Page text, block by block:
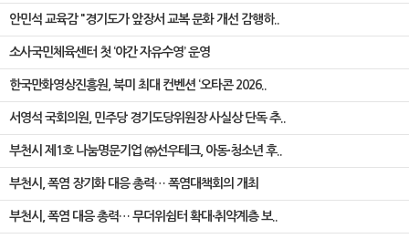
안민석 교육감 "경기도가 앞장서 교복 문화 개선 감행하..
소사국민체육센터 첫 ‘야간 자유수영’ 운영
한국만화영상진흥원, 북미 최대 컨벤션 ‘오타콘 2026..
서영석 국회의원, 민주당 경기도당위원장 사실상 단독 추..
부천시 제1호 나눔명문기업 ㈜선우테크, 아동·청소년 후..
부천시, 폭염 장기화 대응 총력… 폭염대책회의 개최
부천시, 폭염 대응 총력… 무더위쉼터 확대·취약계층 보..